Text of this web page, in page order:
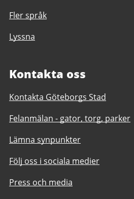
Fler språk
Lyssna
Kontakta oss
Kontakta Göteborgs Stad
Felanmälan - gator, torg, parker
Lämna synpunkter
Följ oss i sociala medier
Press och media